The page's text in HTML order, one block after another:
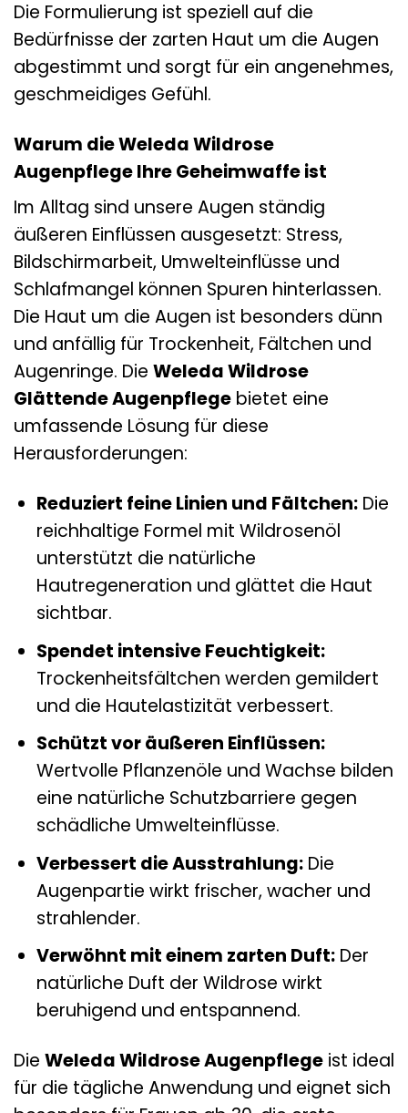
Die Formulierung ist speziell auf die
Bedürfnisse der zarten Haut um die Augen
abgestimmt und sorgt für ein angenehmes,
geschmeidiges Gefühl.
Warum die Weleda Wildrose
Augenpflege Ihre Geheimwaffe ist
Im Alltag sind unsere Augen ständig
äußeren Einflüssen ausgesetzt: Stress,
Bildschirmarbeit, Umwelteinflüsse und
Schlafmangel können Spuren hinterlassen.
Die Haut um die Augen ist besonders dünn
und anfällig für Trockenheit, Fältchen und
Augenringe. Die Weleda Wildrose
Glättende Augenpflege bietet eine
umfassende Lösung für diese
Herausforderungen:
Reduziert feine Linien und Fältchen:Die
reichhaltige Formel mit Wildrosenöl
unterstützt die natürliche
Hautregeneration und glättet die Haut
sichtbar.
Spendet intensive Feuchtigkeit:
Trockenheitsfältchen werden gemildert
und die Hautelastizität verbessert.
Schützt vor äußeren Einflüssen:
Wertvolle Pflanzenöle und Wachse bilden
eine natürliche Schutzbarriere gegen
schädliche Umwelteinflüsse.
Verbessert die Ausstrahlung:Die
Augenpartie wirkt frischer, wacher und
strahlender.
Verwöhnt mit einem zarten Duft:Der
natürliche Duft der Wildrose wirkt
beruhigend und entspannend.
Die Weleda Wildrose Augenpflege ist ideal
für die tägliche Anwendung und eignet sich